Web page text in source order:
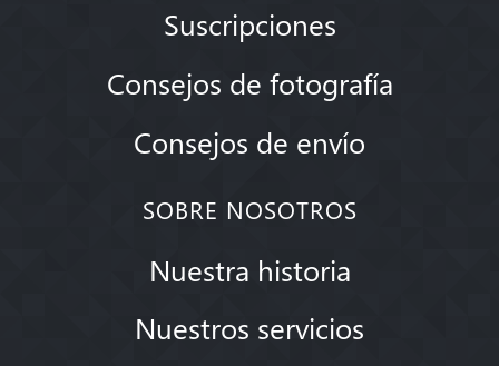
Suscripciones
Consejos de fotografía
Consejos de envío
SOBRE NOSOTROS
Nuestra historia
Nuestros servicios